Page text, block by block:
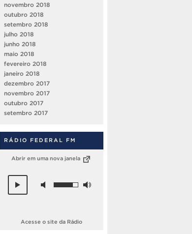
novembro 2018
outubro 2018
setembro 2018
julho 2018
junho 2018
maio 2018
fevereiro 2018
janeiro 2018
dezembro 2017
novembro 2017
outubro 2017
setembro 2017
RÁDIO FEDERAL FM
Abrir em uma nova janela
Acesse o site da Rádio